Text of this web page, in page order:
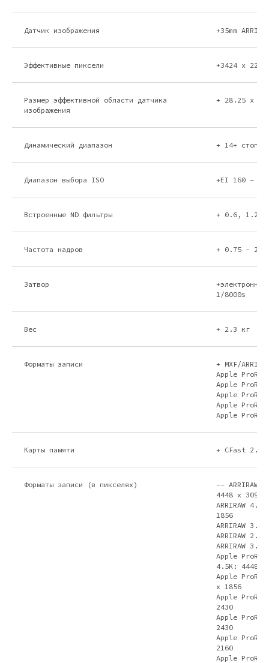
Датчик изображения +35mm ARRI
Эффективные пиксели +3424 x 2202
Размер эффективной области датчика
изображения
+ 28.25 x
Динамический диапазон + 14+ стопов
Диапазон выбора ISO +EI 160 - EI
Встроенные ND фильтры + 0.6, 1.2,
Частота кадров + 0.75 -
Затвор
1/8000s
Вес + 2.3 кг
Форматы записи
+ MXF/
Apple ProRes
Apple ProRes
Apple ProRes
Apple ProRes
Apple
Карты памяти + CFast 2.0
Форматы записи (в пикселях)
-- ARRIRAW
4448 x 3096
ARRIRAW
1856
ARRIRAW
ARRIRAW
ARRIRAW
Apple
4.5K: 4448 x
Apple
x 1856
Apple
2430
Apple
2430
Apple
2160
Apple